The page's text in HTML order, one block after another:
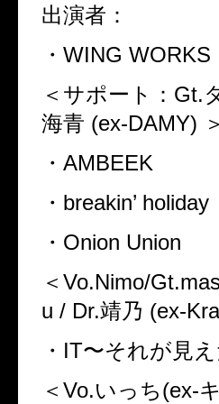
出演者：
・WING WORKS
＜サポート：Gt.
海青 (ex-DAMY) ＞
・AMBEEK
・breakin’ holiday
・Onion Union
＜Vo.Nimo/
u / Dr.靖乃 (ex-
・IT〜それが見
＜Vo.いっち(ex-